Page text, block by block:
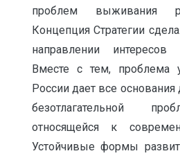
проблем выживания
Концепция Стратегии
направлении интересов
Вместе с тем, проблема
России дает все
безотлагательной
относящейся к
Устойчивые формы